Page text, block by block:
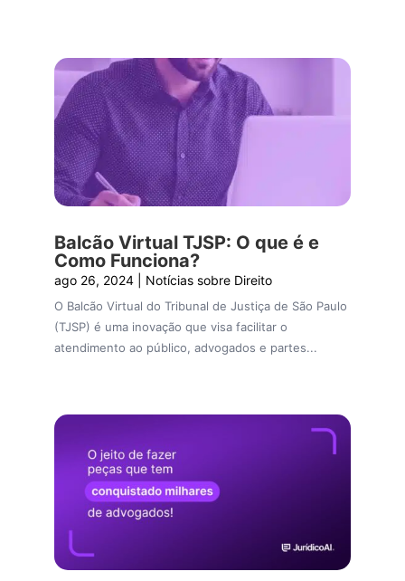
Balcão Virtual TJSP: O que é e
Como Funciona?
ago 26, 2024| Notícias sobre Direito
O Balcão Virtual do Tribunal de Justiça de São Paulo
(TJSP) é uma inovação que visa facilitar o
atendimento ao público, advogados e partes...